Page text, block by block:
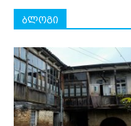
ბლოგი